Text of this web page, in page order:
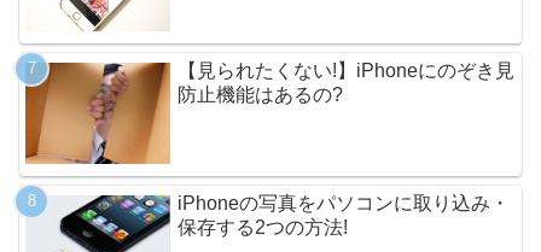
【見られたくない!】iPhoneにのぞき見
防止機能はあるの?
iPhoneの写真をパソコンに取り込み・
保存する2つの方法!